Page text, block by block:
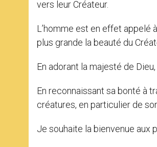
vers leur Créateur.
L’homme est en effet
plus grande la beauté du
En adorant la majesté de
En reconnaissant sa bonté à
créatures, en particulier de
Je souhaite la bienvenue aux